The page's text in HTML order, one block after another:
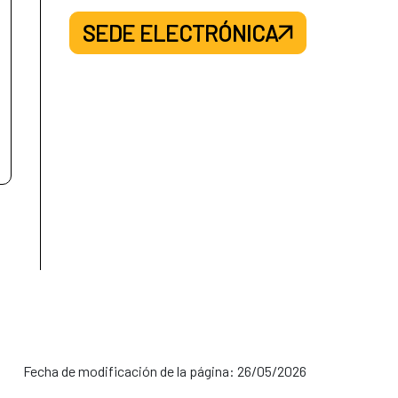
SEDE ELECTRÓNICA
Fecha de modificación de la página: 26/05/2026